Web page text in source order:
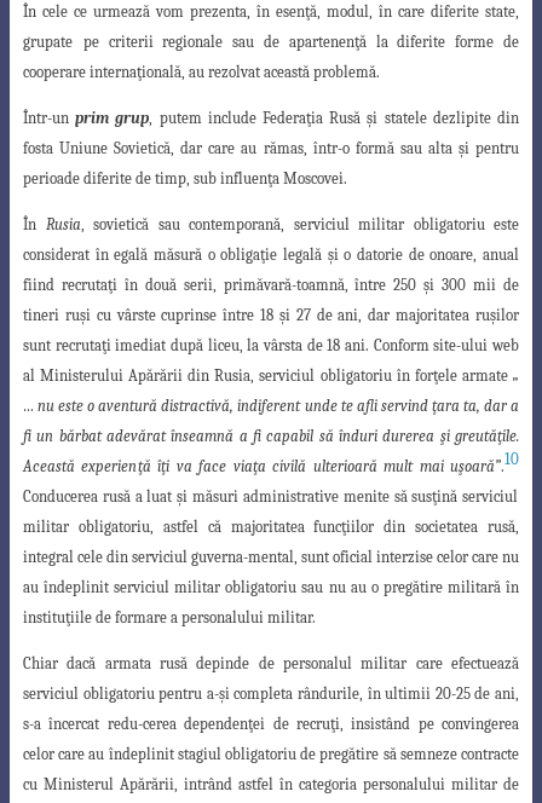
În cele ce urmează vom prezenta, în esenţă, modul, în care diferite state,
grupate
pe criterii regionale sau de apartenenţă la diferite forme de
cooperare internaţională, au rezolvat această problemă.
Într-unprim grup , putem include Federaţia Rusăşi statele dezlipite din
fosta Uniune Sovietică, dar care au rămas, într-o formă sau alta şi pentru
perioade diferite de timp, sub influenţa Moscovei.
În Rusia , sovietică sau contemporană, serviciul militar obligatoriu este
consideratîn egală măsură o obligaţie legală şi o datorie de onoare, anual
fiind recrutaţi în două serii, primăvară-toamnă, între 250şi 300 mii de
tineri ruşi cu vârste cuprinse între 18 şi 27 de ani, dar majoritatea ruşilor
sunt recrutaţi imediat după liceu, la vârsta de 18 ani. Conform site-ului web
al Ministerului Apărării din Rusia, serviciul obligatoriu în forţele armate„
… nu este o aventură distractivă, indiferent unde te afli servind ţara ta, dar a
fi un bărbat adevărat înseamnă a fi capabil să înduri durerea şi greutăţile.
Această experienţă îţi va face viaţa civilă ulterioară mult mai uşoară”.10
Conducerea rusă a luatşi măsuri administrative menite să susţină serviciul
militar obligatoriu, astfel că majoritatea funcţiilor din societatea rusă,
integral cele din serviciul guverna-mental, sunt oficial interzise celor care nu
au îndeplinit serviciul militar obligatoriu sau nu au o pregătire militară în
instituţiile de formare a personalului militar.
Chiar dacă armata rusă depinde de personalul militar care efectuează
serviciul obligatoriu pentru a-şi completa rândurile, în ultimii 20-25 de ani,
s-a încercat redu-cerea dependenţei de recruţi, insistând pe convingerea
celor care au îndeplinit stagiul obligatoriu de pregătire să semneze contracte
cu Ministerul Apărării, intrând astfel în categoria personalului militar de